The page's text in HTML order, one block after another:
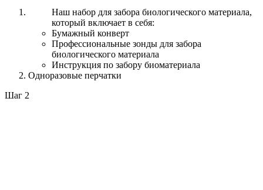
Наш набор для забора биологического материала,
который включает в себя:
Бумажный конверт
Профессиональные зонды для забора
биологического материала
Инструкция по забору биоматериала
Одноразовые перчатки
Шаг 2